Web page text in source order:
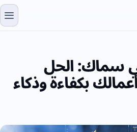
سماك: الحل
بكفاءة وذكاء